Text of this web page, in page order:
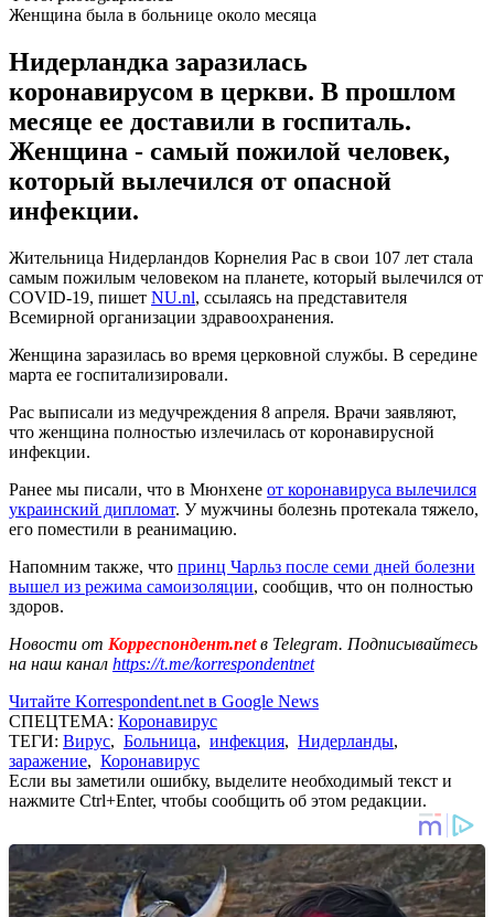
Женщина была в больнице около месяца
Нидерландка заразилась
коронавирусом в церкви. В прошлом
месяце ее доставили в госпиталь.
Женщина - самый пожилой человек,
который вылечился от опасной
инфекции.
Жительница Нидерландов Корнелия Рас в свои 107 лет стала
самым пожилым человеком на планете, который вылечился от
COVID-19, пишет NU.nl, ссылаясь на представителя
Всемирной организации здравоохранения.
Женщина заразилась во время церковной службы. В середине
марта ее госпитализировали.
Рас выписали из медучреждения 8 апреля. Врачи заявляют,
что женщина полностью излечилась от коронавирусной
инфекции.
Ранее мы писали, что в Мюнхене от коронавируса вылечился
украинский дипломат. У мужчины болезнь протекала тяжело,
его поместили в реанимацию.
Напомним также, что принц Чарльз после семи дней болезни
вышел из режима самоизоляции, сообщив, что он полностью
здоров.
Новости от Корреспондент.netв Telegram. Подписывайтесь
на наш канал https://t.me/korrespondentnet
Читайте Korrespondent.net в Google News
СПЕЦТЕМА: Коронавирус
ТЕГИ: Вирус, Больница, инфекция, Нидерланды,
заражение, Коронавирус
Если вы заметили ошибку, выделите необходимый текст и
нажмите Ctrl+Enter, чтобы сообщить об этом редакции.